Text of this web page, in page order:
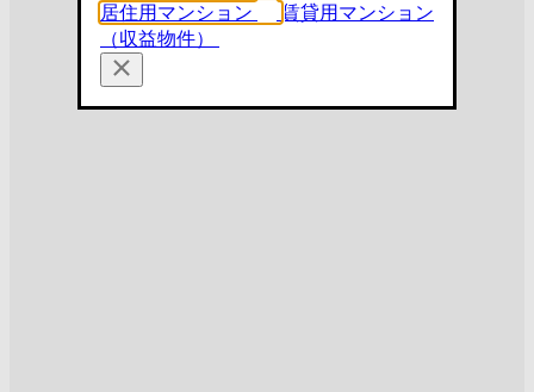
居住用マンション
賃貸用マンション
（収益物件）